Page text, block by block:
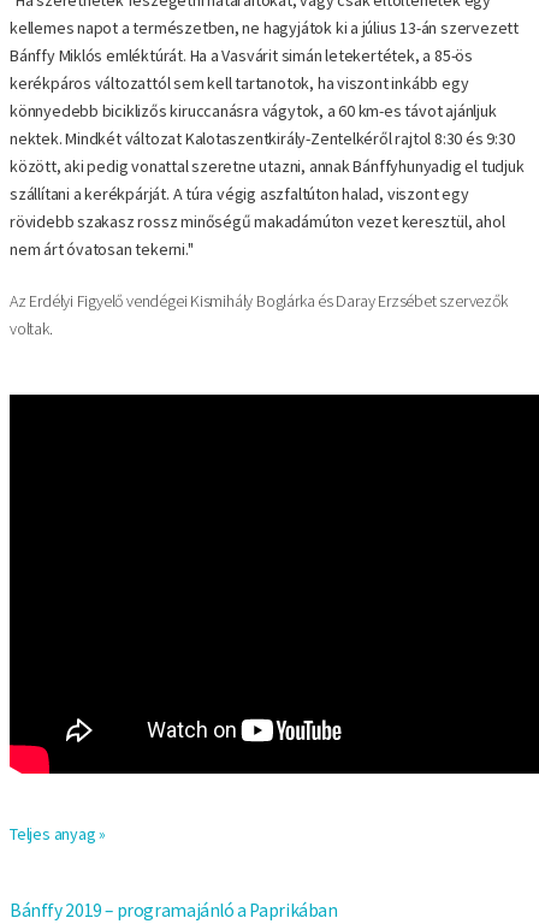
kellemes napot a természetben, ne hagyjátok ki a július 13-án szervezett
Bánffy Miklós emléktúrát. Ha a Vasvárit simán letekertétek, a 85-ös
kerékpáros változattól sem kell tartanotok, ha viszont inkább egy
könnyedebb biciklizős kiruccanásra vágytok, a 60 km-es távot ajánljuk
nektek. Mindkét változat Kalotaszentkirály-Zentelkéről rajtol 8:30 és 9:30
között, aki pedig vonattal szeretne utazni, annak Bánffyhunyadig el tudjuk
szállítani a kerékpárját. A túra végig aszfaltúton halad, viszont egy
rövidebb szakasz rossz minőségű makadámúton vezet keresztül, ahol
nem árt óvatosan tekerni."
Az Erdélyi Figyelő vendégei Kismihály Boglárka és Daray Erzsébet szervezők
voltak.
Teljes anyag »
Bánffy 2019 – programajánló a Paprikában